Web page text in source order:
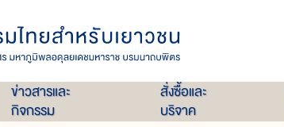
ข่าวสารและ
กิจกรรม
สั่งซื้อและ
บริจาค